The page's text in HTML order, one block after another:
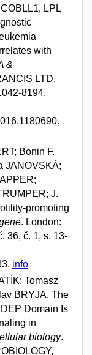
LPL
with
&
LTD,
8194.
Bonin F.
JANOVSKÁ;
J.
promoting
. London:
36, č. 1, s. 13-
info
Tomasz
BRYJA. The
Domain Is
in
biology.